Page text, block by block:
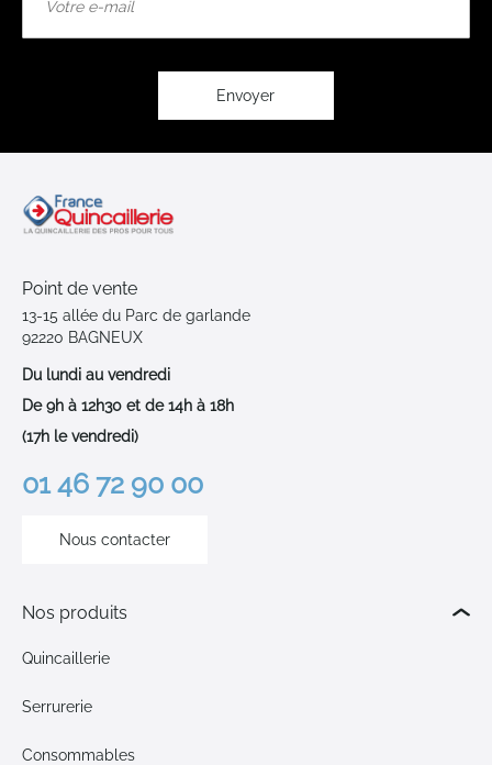
Envoyer
Point de vente
13-15 allée du Parc de garlande
92220 BAGNEUX
Du lundi au vendredi
De 9h à 12h30 et de 14h à 18h
(17h le vendredi)
01 46 72 90 00
Nous contacter
Nos produits
Quincaillerie
Serrurerie
Consommables